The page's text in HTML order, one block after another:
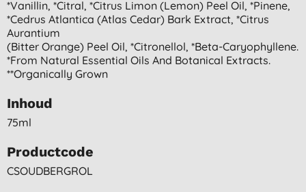
*vanillin, *citral, *citrus Limon (lemon) Peel Oil, *pinene,
*cedrus Atlantica (atlas Cedar) Bark Extract, *citrus
Aurantium
(bitter Orange) Peel Oil, *citronellol, *beta-Caryophyllene.
*from Natural Essential Oils And Botanical Extracts.
**organically Grown
Inhoud
75ml
Productcode
CSOUDBERGROL